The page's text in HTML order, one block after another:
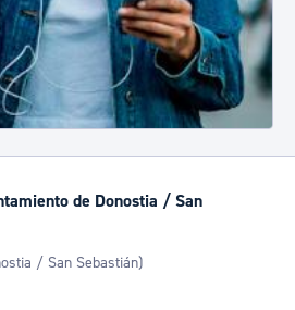
de Donostia / San
/ San Sebastián)